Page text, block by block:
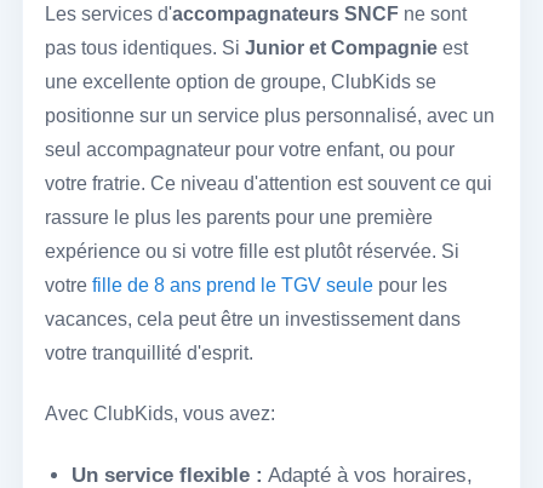
Les services d'accompagnateurs SNCFne sont
pas tous identiques. Si Junior et Compagnieest
une excellente option de groupe, ClubKids se
positionne sur un service plus personnalisé, avec un
seul accompagnateur pour votre enfant, ou pour
votre fratrie. Ce niveau d'attention est souvent ce qui
rassure le plus les parents pour une première
expérience ou si votre fille est plutôt réservée. Si
votre fille de 8 ans prend le TGV seulepour les
vacances, cela peut être un investissement dans
votre tranquillité d'esprit.
Avec ClubKids, vous avez:
Un service flexible : Adapté à vos horaires,